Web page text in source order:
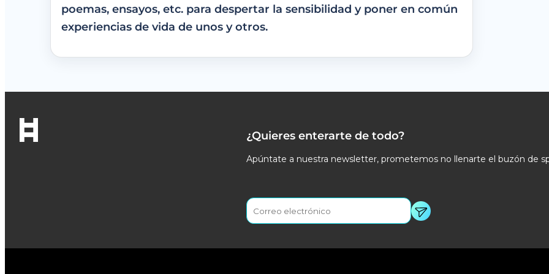
poemas, ensayos, etc. para despertar la sensibilidad y poner en común
experiencias de vida de unos y otros.
¿Quieres enterarte de todo?
Apúntate a nuestra newsletter, prometemos no llenarte el buzón de